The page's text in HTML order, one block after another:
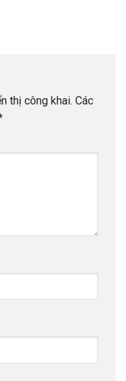
thị công khai. Các